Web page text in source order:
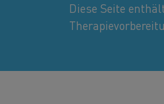
Diese Seite